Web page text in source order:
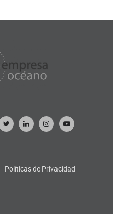
Políticas de Privacidad